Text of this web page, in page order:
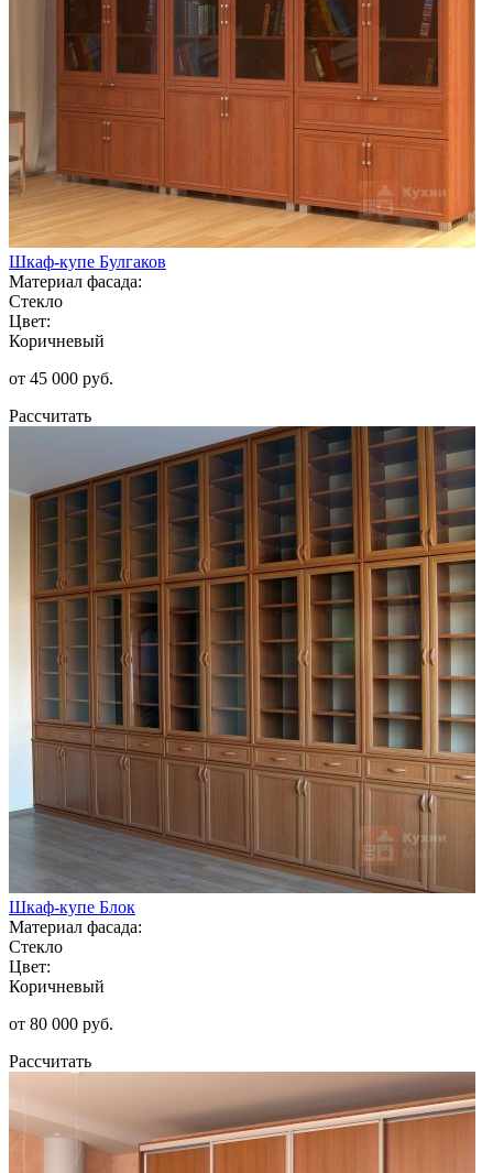
Шкаф-купе Булгаков
Материал фасада:
Стекло
Цвет:
Коричневый
от 45 000 руб.
Рассчитать
Шкаф-купе Блок
Материал фасада:
Стекло
Цвет:
Коричневый
от 80 000 руб.
Рассчитать